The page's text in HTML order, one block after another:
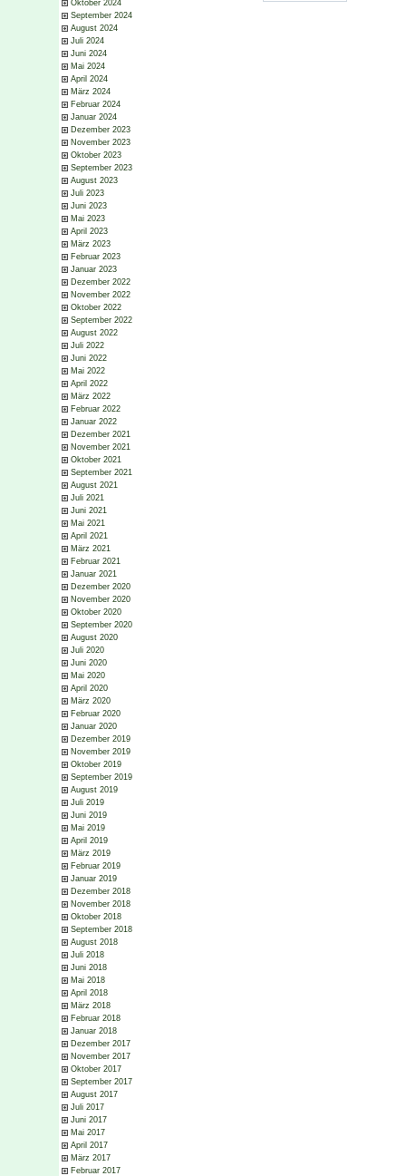
Oktober 2024
September 2024
August 2024
Juli 2024
Juni 2024
Mai 2024
April 2024
März 2024
Februar 2024
Januar 2024
Dezember 2023
November 2023
Oktober 2023
September 2023
August 2023
Juli 2023
Juni 2023
Mai 2023
April 2023
März 2023
Februar 2023
Januar 2023
Dezember 2022
November 2022
Oktober 2022
September 2022
August 2022
Juli 2022
Juni 2022
Mai 2022
April 2022
März 2022
Februar 2022
Januar 2022
Dezember 2021
November 2021
Oktober 2021
September 2021
August 2021
Juli 2021
Juni 2021
Mai 2021
April 2021
März 2021
Februar 2021
Januar 2021
Dezember 2020
November 2020
Oktober 2020
September 2020
August 2020
Juli 2020
Juni 2020
Mai 2020
April 2020
März 2020
Februar 2020
Januar 2020
Dezember 2019
November 2019
Oktober 2019
September 2019
August 2019
Juli 2019
Juni 2019
Mai 2019
April 2019
März 2019
Februar 2019
Januar 2019
Dezember 2018
November 2018
Oktober 2018
September 2018
August 2018
Juli 2018
Juni 2018
Mai 2018
April 2018
März 2018
Februar 2018
Januar 2018
Dezember 2017
November 2017
Oktober 2017
September 2017
August 2017
Juli 2017
Juni 2017
Mai 2017
April 2017
März 2017
Februar 2017